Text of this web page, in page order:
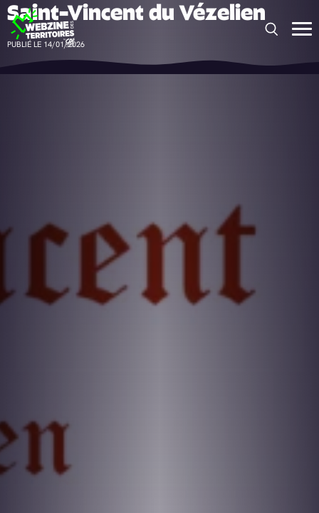
Panneau de gestion des cookies
Saint-Vincent du Vézelien
PUBLIÉ LE 14/01/2026